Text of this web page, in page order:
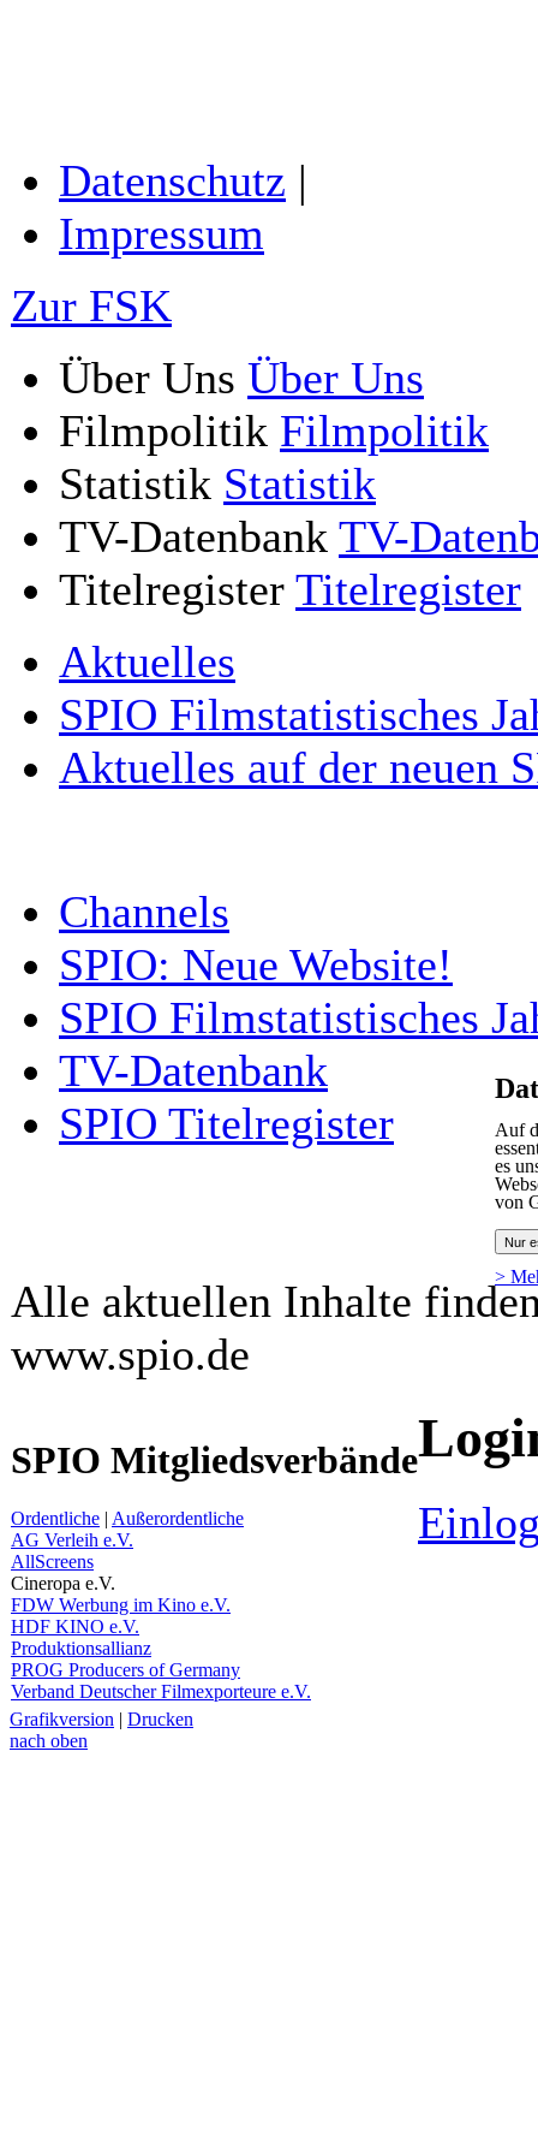
Auf
es
von
Nur
>
Datenschutz |
Impressum
Zur FSK
Über Uns Über Uns
Filmpolitik Filmpolitik
Statistik Statistik
TV-Datenbank TV-
Titelregister Titelregister
Aktuelles
SPIO Filmstatistisches
Aktuelles auf der neuen
Channels
SPIO: Neue Website!
SPIO Filmstatistisches
TV-Datenbank
SPIO Titelregister
Alle aktuellen Inhalte
www.spio.de
SPIO Mitgliedsverbände
Ordentliche | Außerordentliche
AG Verleih e.V.
AllScreens
Cineropa e.V.
FDW Werbung im Kino e.V.
HDF KINO e.V.
Produktionsallianz
PROG Producers of Germany
Verband Deutscher Filmexporteure e.V.
Grafikversion | Drucken
nach oben